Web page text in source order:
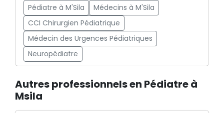
Pédiatre à M'Sila
Médecins à M'Sila
CCI Chirurgien Pédiatrique
Médecin des Urgences Pédiatriques
Neuropédiatre
Autres professionnels en Pédiatre à
Msila